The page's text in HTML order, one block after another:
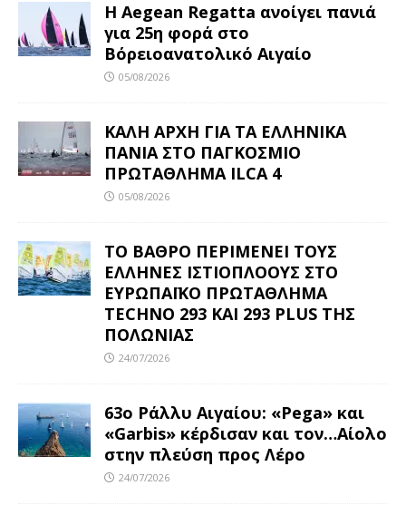
Η Aegean Regatta ανοίγει πανιά
για 25η φορά στο
Βόρειοανατολικό Αιγαίο
05/08/2026
ΚΑΛΗ ΑΡΧΗ ΓΙΑ ΤΑ ΕΛΛΗΝΙΚΑ
ΠΑΝΙΑ ΣΤΟ ΠΑΓΚΟΣΜΙΟ
ΠΡΩΤΑΘΛΗΜΑ ILCA 4
05/08/2026
ΤΟ ΒΑΘΡΟ ΠΕΡΙΜΕΝΕΙ ΤΟΥΣ
ΕΛΛΗΝΕΣ ΙΣΤΙΟΠΛΟΟΥΣ ΣΤΟ
ΕΥΡΩΠΑΪΚΟ ΠΡΩΤΑΘΛΗΜΑ
TECHNO 293 ΚΑΙ 293 PLUS ΤΗΣ
ΠΟΛΩΝΙΑΣ
24/07/2026
63ο Ράλλυ Αιγαίου: «Pega» και
«Garbis» κέρδισαν και τον…Αίολο
στην πλεύση προς Λέρο
24/07/2026